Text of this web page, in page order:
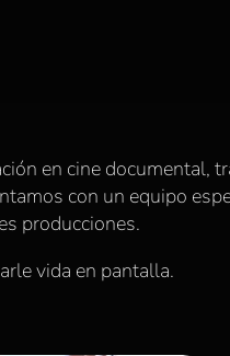
en cine documental,
con un equipo
producciones.
vida en pantalla.